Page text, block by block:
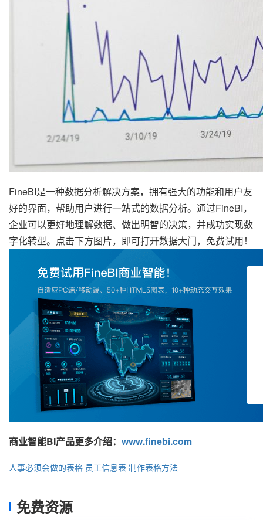
FineBI是一种数据分析解决方案，拥有强大的功能和用户友
好的界面，帮助用户进行一站式的数据分析。通过FineBI，
企业可以更好地理解数据、做出明智的决策，并成功实现数
字化转型。点击下方图片，即可打开数据大门，免费试用！
商业智能BI产品更多介绍： www.finebi.com
人事必须会做的表格 员工信息表 制作表格方法
免费资源